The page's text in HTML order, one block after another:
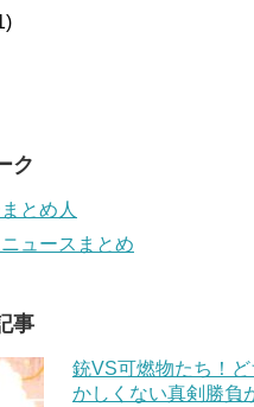
ク
とめ人
ュースまとめ
事
銃VS可燃物たち！
かしくない真剣勝負